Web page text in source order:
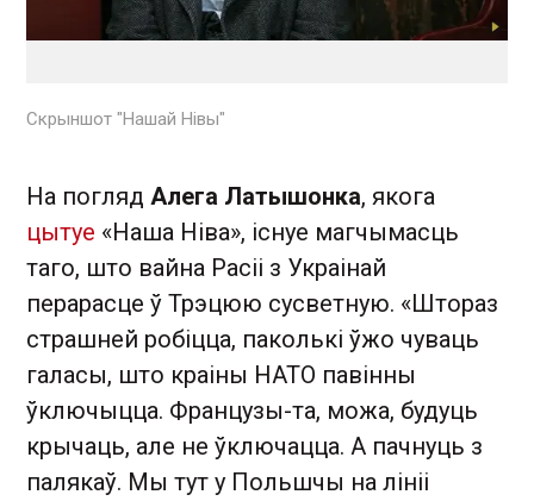
Скрыншот "Нашай Нівы"
На погляд Алега Латышонка, якога
цытуе «Наша Ніва», існуе магчымасць
таго, што вайна Расіі з Украінай
перарасце ў Трэцюю сусветную. «Штораз
страшней робіцца, паколькі ўжо чуваць
галасы, што краіны НАТО павінны
ўключыцца. Французы-та, можа, будуць
крычаць, але не ўключацца. А пачнуць з
палякаў. Мы тут у Польшчы на лініі